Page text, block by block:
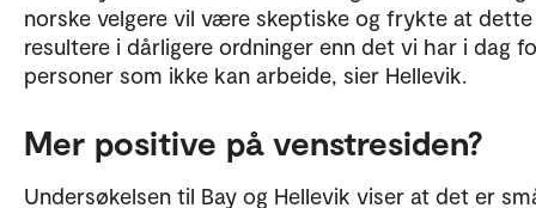
norske velgere vil være skeptiske og frykte at
resultere i dårligere ordninger enn det vi har i dag
personer som ikke kan arbeide, sier Hellevik.
Mer positive på venstresiden?
Undersøkelsen til Bay og Hellevik viser at det er